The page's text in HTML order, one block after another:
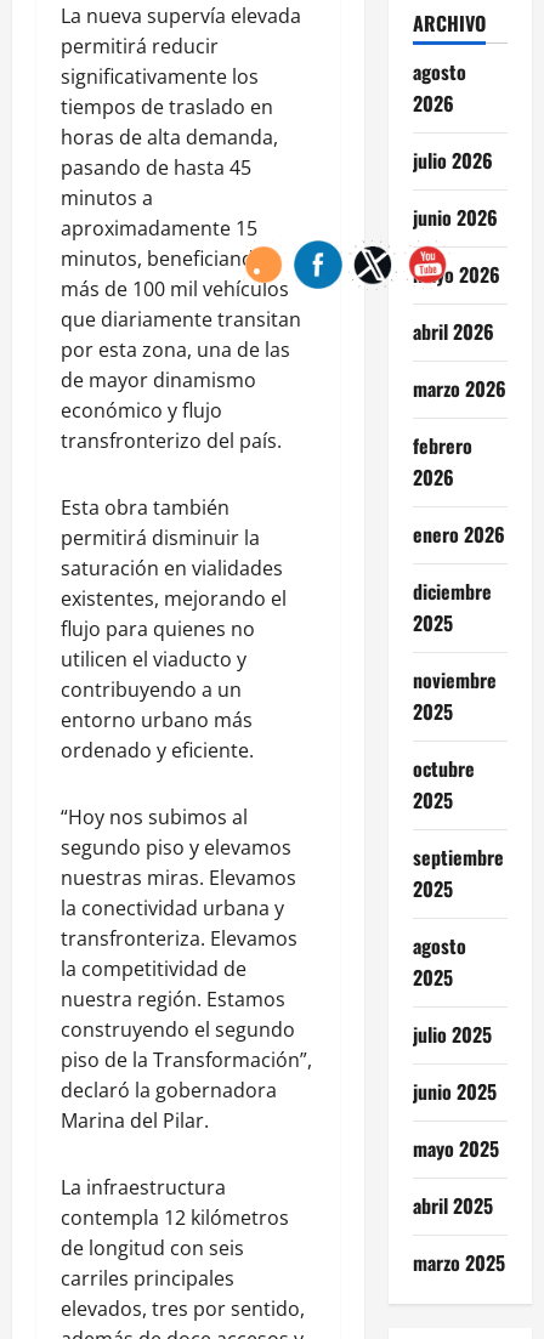
La nueva supervía elevada
permitirá reducir
significativamente los
tiempos de traslado en
horas de alta demanda,
pasando de hasta 45
minutos a
aproximadamente 15
minutos, beneficiando a
más de 100 mil vehículos
que diariamente transitan
por esta zona, una de las
de mayor dinamismo
económico y flujo
transfronterizo del país.
Esta obra también
permitirá disminuir la
saturación en vialidades
existentes, mejorando el
flujo para quienes no
utilicen el viaducto y
contribuyendo a un
entorno urbano más
ordenado y eficiente.
“Hoy nos subimos al
segundo piso y elevamos
nuestras miras. Elevamos
la conectividad urbana y
transfronteriza. Elevamos
la competitividad de
nuestra región. Estamos
construyendo el segundo
piso de la Transformación”,
declaró la gobernadora
Marina del Pilar.
La infraestructura
contempla 12 kilómetros
de longitud con seis
carriles principales
elevados, tres por sentido,
ARCHIVO
agosto
2026
julio 2026
junio 2026
mayo 2026
abril 2026
marzo 2026
febrero
2026
enero 2026
diciembre
2025
noviembre
2025
octubre
2025
septiembre
2025
agosto
2025
julio 2025
junio 2025
mayo 2025
abril 2025
marzo 2025